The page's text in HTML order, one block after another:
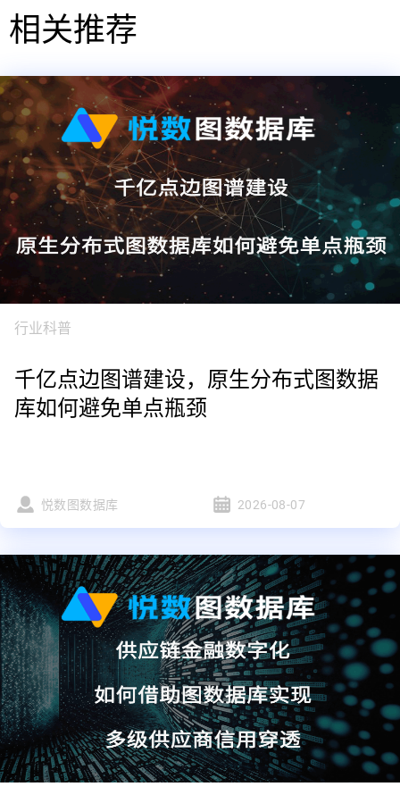
相关推荐
行业科普
千亿点边图谱建设，原生分布式图数据
库如何避免单点瓶颈
悦数图数据库 2026-08-07